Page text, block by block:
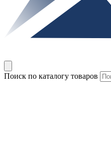
Поиск по каталогу товаров